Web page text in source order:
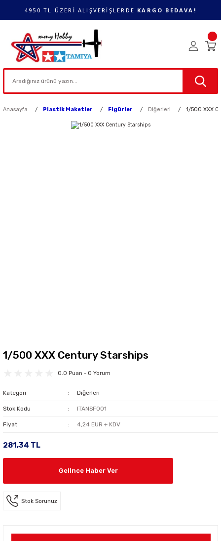
4950 TL ÜZERİ ALIŞVERİŞLERDE KARGO BEDAVA!
Anasayfa Plastik Maketler Figürler Diğerleri 1/500 XXX
1/500 XXX Century Starships
0.0 Puan - 0 Yorum
Kategori Diğerleri
Stok Kodu ITANSF001
Fiyat 4,24 EUR + KDV
281,34 TL
Gelince Haber Ver
Stok Sorunuz